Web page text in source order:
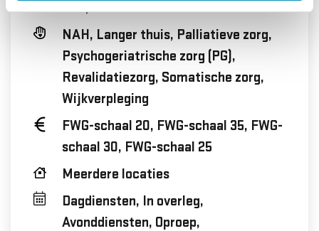
Hbo, Mbo
NAH, Langer thuis, Palliatieve zorg,
Psychogeriatrische zorg (PG),
Revalidatiezorg, Somatische zorg,
Wijkverpleging
FWG-schaal 20, FWG-schaal 35, FWG-
schaal 30, FWG-schaal 25
Meerdere locaties
Dagdiensten, In overleg,
Avonddiensten, Oproep,